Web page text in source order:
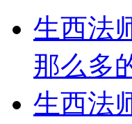
生西法
那么多
生西法